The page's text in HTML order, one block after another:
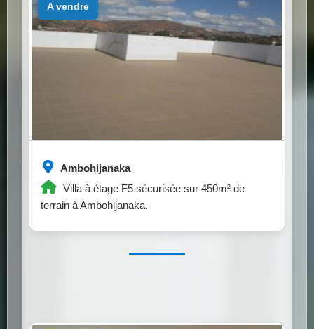
Ambohijanaka
Villa à étage F5 sécurisée sur 450m² de
terrain à Ambohijanaka.
a vendre